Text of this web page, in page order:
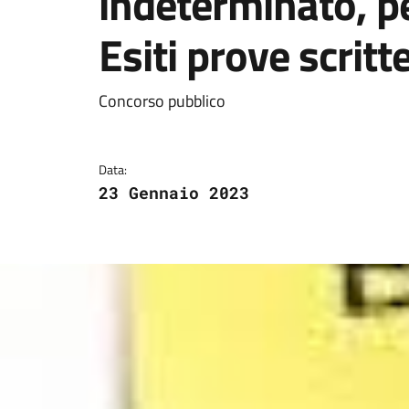
Esiti prove
Dettagli della notizia
Concorso pubblico
Data:
23 Gennaio 2023